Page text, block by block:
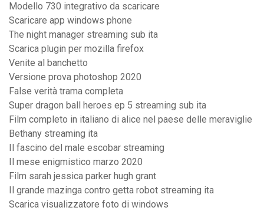
Modello 730 integrativo da scaricare
Scaricare app windows phone
The night manager streaming sub ita
Scarica plugin per mozilla firefox
Venite al banchetto
Versione prova photoshop 2020
False verità trama completa
Super dragon ball heroes ep 5 streaming sub ita
Film completo in italiano di alice nel paese delle meraviglie
Bethany streaming ita
Il fascino del male escobar streaming
Il mese enigmistico marzo 2020
Film sarah jessica parker hugh grant
Il grande mazinga contro getta robot streaming ita
Scarica visualizzatore foto di windows